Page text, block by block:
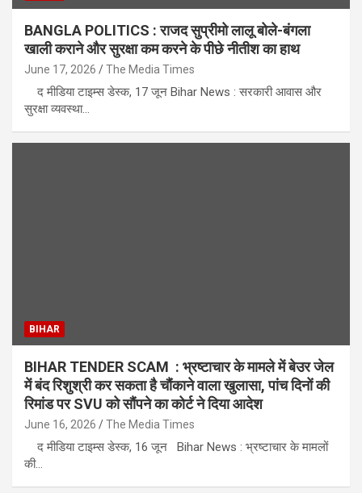
BANGLA POLITICS : राजद सुप्रीमो लालू बोले-बंगला
खाली कराने और सुरक्षा कम करने के पीछे नीतीश का हाथ
June 17, 2026 The Media Times
द मीडिया टाइम्स डेस्क, 17 जून Bihar News : सरकारी आवास और
सुरक्षा व्यवस्था…
BIHAR
BIHAR TENDER SCAM : भ्रष्टाचार के मामले में बेउर जेल
में बंद रिशुश्री कर सकता है चौंकाने वाला खुलासा, पांच दिनों की
रिमांड पर SVU को सौंपने का कोर्ट ने दिया आदेश
June 16, 2026 The Media Times
द मीडिया टाइम्स डेस्क, 16 जून Bihar News : भ्रष्टाचार के मामलों
की…